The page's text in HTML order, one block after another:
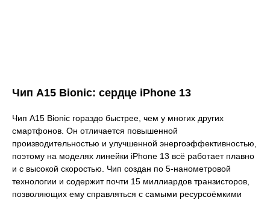
Чип A15 Bionic: сердце iPhone 13
Чип A15 Bionic гораздо быстрее, чем у многих других
смартфонов. Он отличается повышенной
производительностью и улучшенной энергоэффективностью,
поэтому на моделях линейки iPhone 13 всё работает плавно
и с высокой скоростью. Чип создан по 5‑нанометровой
технологии и содержит почти 15 миллиардов транзисторов,
позволяющих ему справляться с самыми ресурсоёмкими